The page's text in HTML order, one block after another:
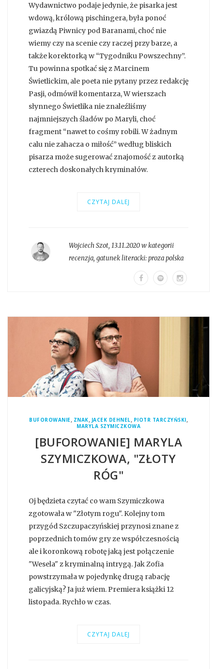
Wydawnictwo podaje jedynie, że pisarka jest
wdową, królową pischingera, była ponoć
gwiazdą Piwnicy pod Baranami, choć nie
wiemy czy na scenie czy raczej przy barze, a
także korektorką w “Tygodniku Powszechny”.
Tu powinna spotkać się z Marcinem
Świetlickim, ale poeta nie pytany przez redakcję
Pasji, odmówił komentarza, W wierszach
słynnego Świetlika nie znaleźliśmy
najmniejszych śladów po Maryli, choć
fragment “nawet to cośmy robili. W żadnym
calu nie zahacza o miłość” według bliskich
pisarza może sugerować znajomość z autorką
czterech doskonałych kryminałów.
CZYTAJ DALEJ
Wojciech Szot, 13.11.2020 w kategorii
recenzja, gatunek literacki:proza polska
BUFOROWANIE, ZNAK, JACEK DEHNEL, PIOTR TARCZYŃSKI,
MARYLA SZYMICZKOWA
[BUFOROWANIE] MARYLA
SZYMICZKOWA, "ZŁOTY
RÓG"
Oj będzieta czytać co wam Szymiczkowa
zgotowała w "Złotym rogu". Kolejny tom
przygód Szczupaczyńskiej przynosi znane z
poprzednich tomów gry ze współczesnością
ale i koronkową robotę jaką jest połączenie
"Wesela" z kryminalną intrygą. Jak Zofia
powstrzymała w pojedynkę drugą rabację
galicyjską? Ja już wiem. Premiera książki 12
listopada. Rychło w czas.
CZYTAJ DALEJ